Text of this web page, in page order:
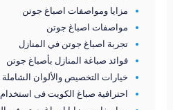
مزايا ومواصفات اصباغ جوتن
مواصفات اصباغ جوتن
تجربة اصباغ جوتن في المنازل
فوائد صباغة المنازل بأصباغ جوتن
خيارات التخصيص والألوان
احترافية صباغ الكويت فى